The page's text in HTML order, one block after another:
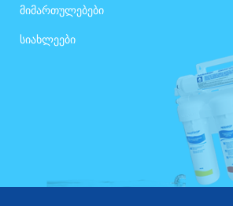
მიმართულებები
სიახლეები